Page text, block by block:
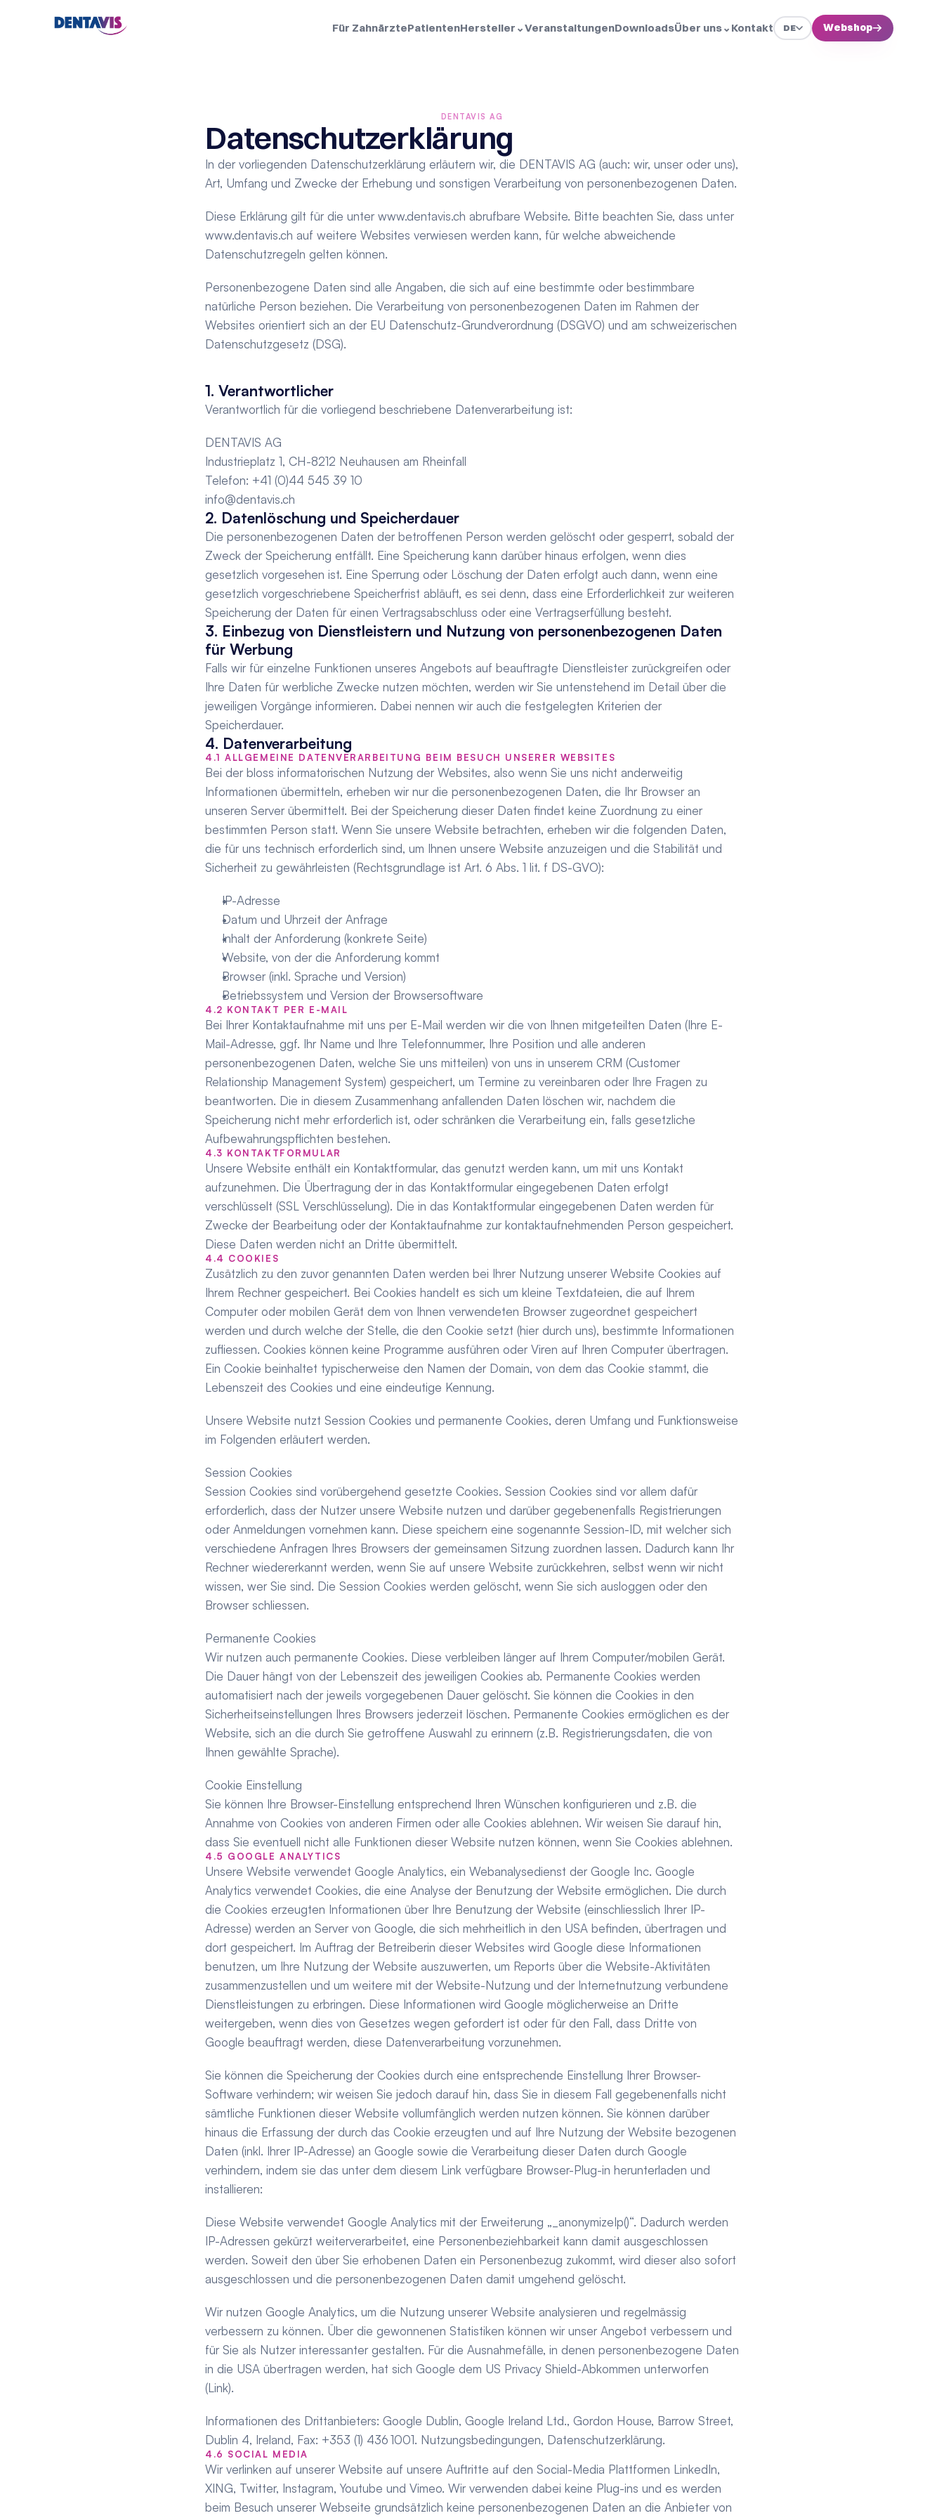
Für ZahnärztePatientenHersteller ⌄VeranstaltungenDownloadsÜber uns⌄ Kontakt DE Webshop→
DENTAVIS AG
Datenschutzerklärung
In der vorliegenden Datenschutzerklärung erläutern wir, die DENTAVIS AG (auch: wir, unser oder uns),
Art, Umfang und Zwecke der Erhebung und sonstigen Verarbeitung von personenbezogenen Daten.
Diese Erklärung gilt für die unter www.dentavis.ch
abrufbare Website. Bitte beachten Sie, dass unter
www.dentavis.ch auf weitere Websites verwiesen werden kann, für welche abweichende
Datenschutzregeln gelten können.
Personenbezogene Daten sind alle Angaben, die sich auf eine bestimmte oder bestimmbare
natürliche Person beziehen. Die Verarbeitung von personenbezogenen Daten im Rahmen der
Websites orientiert sich an der EU Datenschutz-Grundverordnung (DSGVO) und am schweizerischen
Datenschutzgesetz (DSG).
1. Verantwortlicher
Verantwortlich für die vorliegend beschriebene Datenverarbeitung ist:
DENTAVIS AG
Industrieplatz 1, CH-8212 Neuhausen am Rheinfall
Telefon: +41 (0)44 545 39 10
info@dentavis.ch
2. Datenlöschung und Speicherdauer
Die personenbezogenen Daten der betroffenen Person werden gelöscht oder gesperrt, sobald der
Zweck der Speicherung entfällt. Eine Speicherung kann darüber hinaus erfolgen, wenn dies
gesetzlich vorgesehen ist. Eine Sperrung oder Löschung der Daten erfolgt auch dann, wenn eine
gesetzlich vorgeschriebene Speicherfrist abläuft, es sei denn, dass eine Erforderlichkeit zur weiteren
Speicherung der Daten für einen Vertragsabschluss oder eine Vertragserfüllung besteht.
3. Einbezug von Dienstleistern und Nutzung von personenbezogenen Daten
für Werbung
Falls wir für einzelne Funktionen unseres Angebots auf beauftragte Dienstleister zurückgreifen oder
Ihre Daten für werbliche Zwecke nutzen möchten, werden wir Sie untenstehend im Detail über die
jeweiligen Vorgänge informieren. Dabei nennen wir auch die festgelegten Kriterien der
Speicherdauer.
4. Datenverarbeitung
4.1 ALLGEMEINE DATENVERARBEITUNG BEIM BESUCH UNSERER WEBSITES
Bei der bloss informatorischen Nutzung der Websites, also wenn Sie uns nicht anderweitig
Informationen übermitteln, erheben wir nur die personenbezogenen Daten, die Ihr Browser an
unseren Server übermittelt. Bei der Speicherung dieser Daten findet keine Zuordnung zu einer
bestimmten Person statt. Wenn Sie unsere Website betrachten, erheben wir die folgenden Daten,
die für uns technisch erforderlich sind, um Ihnen unsere Website anzuzeigen und die Stabilität und
Sicherheit zu gewährleisten (Rechtsgrundlage ist Art. 6 Abs. 1 lit. f DS-GVO):
IP-Adresse
Datum und Uhrzeit der Anfrage
Inhalt der Anforderung (konkrete Seite)
Website, von der die Anforderung kommt
Browser (inkl. Sprache und Version)
Betriebssystem und Version der Browsersoftware
4.2 KONTAKT PER E-MAIL
Bei Ihrer Kontaktaufnahme mit uns per E-Mail werden wir die von Ihnen mitgeteilten Daten (Ihre E-
Mail-Adresse, ggf. Ihr Name und Ihre Telefonnummer, Ihre Position und alle anderen
personenbezogenen Daten, welche Sie uns mitteilen) von uns in unserem CRM (Customer
Relationship Management System) gespeichert, um Termine zu vereinbaren oder Ihre Fragen zu
beantworten. Die in diesem Zusammenhang anfallenden Daten löschen wir, nachdem die
Speicherung nicht mehr erforderlich ist, oder schränken die Verarbeitung ein, falls gesetzliche
Aufbewahrungspflichten bestehen.
4.3 KONTAKTFORMULAR
Unsere Website enthält ein Kontaktformular, das genutzt werden kann, um mit uns Kontakt
aufzunehmen. Die Übertragung der in das Kontaktformular eingegebenen Daten erfolgt
verschlüsselt (SSL Verschlüsselung). Die in das Kontaktformular eingegebenen Daten werden für
Zwecke der Bearbeitung oder der Kontaktaufnahme zur kontaktaufnehmenden Person gespeichert.
Diese Daten werden nicht an Dritte übermittelt.
4.4 COOKIES
Zusätzlich zu den zuvor genannten Daten werden bei Ihrer Nutzung unserer Website Cookies auf
Ihrem Rechner gespeichert. Bei Cookies handelt es sich um kleine Textdateien, die auf Ihrem
Computer oder mobilen Gerät dem von Ihnen verwendeten Browser zugeordnet gespeichert
werden und durch welche der Stelle, die den Cookie setzt (hier durch uns), bestimmte Informationen
zufliessen. Cookies können keine Programme ausführen oder Viren auf Ihren Computer übertragen.
Ein Cookie beinhaltet typischerweise den Namen der Domain, von dem das Cookie stammt, die
Lebenszeit des Cookies und eine eindeutige Kennung.
Unsere Website nutzt Session Cookies und permanente Cookies, deren Umfang und Funktionsweise
im Folgenden erläutert werden.
Session Cookies
Session Cookies sind vorübergehend gesetzte Cookies. Session Cookies sind vor allem dafür
erforderlich, dass der Nutzer unsere Website nutzen und darüber gegebenenfalls Registrierungen
oder Anmeldungen vornehmen kann. Diese speichern eine sogenannte Session-ID, mit welcher sich
verschiedene Anfragen Ihres Browsers der gemeinsamen Sitzung zuordnen lassen. Dadurch kann Ihr
Rechner wiedererkannt werden, wenn Sie auf unsere Website zurückkehren, selbst wenn wir nicht
wissen, wer Sie sind. Die Session Cookies werden gelöscht, wenn Sie sich ausloggen oder den
Browser schliessen.
Permanente Cookies
Wir nutzen auch permanente Cookies. Diese verbleiben länger auf Ihrem Computer/mobilen Gerät.
Die Dauer hängt von der Lebenszeit des jeweiligen Cookies ab. Permanente Cookies werden
automatisiert nach der jeweils vorgegebenen Dauer gelöscht. Sie können die Cookies in den
Sicherheitseinstellungen Ihres Browsers jederzeit löschen. Permanente Cookies ermöglichen es der
Website, sich an die durch Sie getroffene Auswahl zu erinnern (z.B. Registrierungsdaten, die von
Ihnen gewählte Sprache).
Cookie Einstellung
Sie können Ihre Browser-Einstellung entsprechend Ihren Wünschen konfigurieren und z.B. die
Annahme von Cookies von anderen Firmen oder alle Cookies ablehnen. Wir weisen Sie darauf hin,
dass Sie eventuell nicht alle Funktionen dieser Website nutzen können, wenn Sie Cookies ablehnen.
4.5 GOOGLE ANALYTICS
Unsere Website verwendet Google Analytics, ein Webanalysedienst der Google Inc. Google
Analytics verwendet Cookies, die eine Analyse der Benutzung der Website ermöglichen. Die durch
die Cookies erzeugten Informationen über Ihre Benutzung der Website (einschliesslich Ihrer IP-
Adresse) werden an Server von Google, die sich mehrheitlich in den USA befinden, übertragen und
dort gespeichert. Im Auftrag der Betreiberin dieser Websites wird Google diese Informationen
benutzen, um Ihre Nutzung der Website auszuwerten, um Reports über die Website-Aktivitäten
zusammenzustellen und um weitere mit der Website-Nutzung und der Internetnutzung verbundene
Dienstleistungen zu erbringen. Diese Informationen wird Google möglicherweise an Dritte
weitergeben, wenn dies von Gesetzes wegen gefordert ist oder für den Fall, dass Dritte von
Google beauftragt werden, diese Datenverarbeitung vorzunehmen.
Sie können die Speicherung der Cookies durch eine entsprechende Einstellung Ihrer Browser-
Software verhindern; wir weisen Sie jedoch darauf hin, dass Sie in diesem Fall gegebenenfalls nicht
sämtliche Funktionen dieser Website vollumfänglich werden nutzen können. Sie können darüber
hinaus die Erfassung der durch das Cookie erzeugten und auf Ihre Nutzung der Website bezogenen
Daten (inkl. Ihrer IP-Adresse) an Google sowie die Verarbeitung dieser Daten durch Google
verhindern, indem sie das unter dem diesem Link verfügbare Browser-Plug-in herunterladen und
installieren:
Diese Website verwendet Google Analytics mit der Erweiterung „_anonymizeIp()“. Dadurch werden
IP-Adressen gekürzt weiterverarbeitet, eine Personenbeziehbarkeit kann damit ausgeschlossen
werden. Soweit den über Sie erhobenen Daten ein Personenbezug zukommt, wird dieser also sofort
ausgeschlossen und die personenbezogenen Daten damit umgehend gelöscht.
Wir nutzen Google Analytics, um die Nutzung unserer Website analysieren und regelmässig
verbessern zu können. Über die gewonnenen Statistiken können wir unser Angebot verbessern und
für Sie als Nutzer interessanter gestalten. Für die Ausnahmefälle, in denen personenbezogene Daten
in die USA übertragen werden, hat sich Google dem US Privacy Shield-Abkommen unterworfen
(Link).
Informationen des Drittanbieters: Google Dublin, Google Ireland Ltd., Gordon House, Barrow Street,
Dublin 4, Ireland, Fax: +353 (1) 436 1001. Nutzungsbedingungen, Datenschutzerklärung.
4.6 SOCIAL MEDIA
Wir verlinken auf unserer Website auf unsere Auftritte auf den Social-Media Plattformen LinkedIn,
XING, Twitter, Instagram, Youtube und Vimeo. Wir verwenden dabei keine Plug-ins und es werden
beim Besuch unserer Webseite grundsätzlich keine personenbezogenen Daten an die Anbieter von